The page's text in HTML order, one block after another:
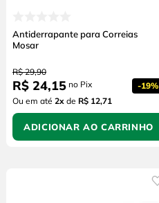
Antiderrapante para Correias
Mosar
R$ 29,90
R$ 24,15 no Pix -19%
Ou em até 2x de R$ 12,71
ADICIONAR AO CARRINHO